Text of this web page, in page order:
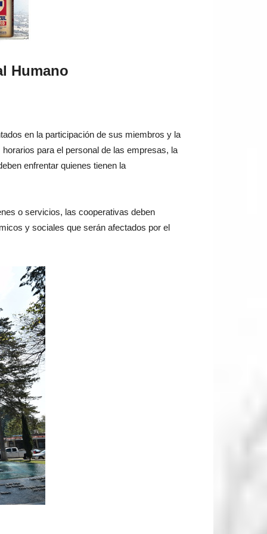
Humano
​​en la participación de sus miembros y la
para el personal de las empresas, la
enfrentar quienes tienen la
o servicios, las cooperativas deben
y sociales que serán afectados por el